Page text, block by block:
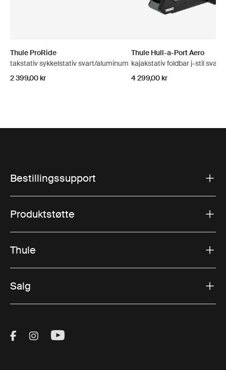
Thule ProRide
takstativ sykkelstativ svart/aluminum
2 399,00 kr
Thule Hull-a-Port Aero
kajakstativ foldbar j-stil svart
4 299,00 kr
Bestillingssupport
Produktstøtte
Thule
Salg
Visit Thule on Facebook (external link)
Visit Thule on Instagram (external link)
Visit Thule on Youtube (external